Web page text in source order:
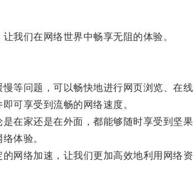
们在网络世界中畅享无阻的体验。
问题，可以畅快地进行网页浏览、在线
可享受到流畅的网络速度。
家还是在外面，都能够随时享受到坚果
体验。
络加速，让我们更加高效地利用网络资